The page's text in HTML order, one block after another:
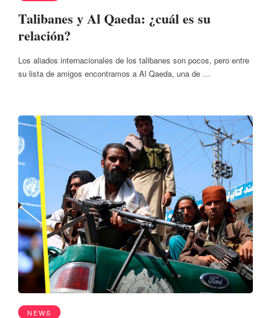
Talibanes y Al Qaeda: ¿cuál es su
relación?
Los aliados internacionales de los talibanes son pocos, pero entre
su lista de amigos encontramos a Al Qaeda, una de …
NEWS